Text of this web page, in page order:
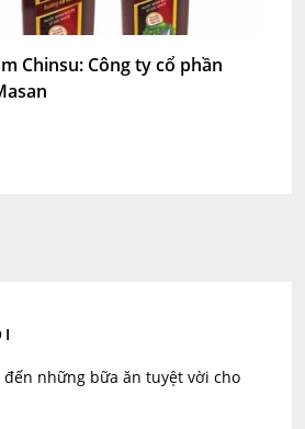
Chinsu: Công ty cổ phần
đến những bữa ăn tuyệt vời cho